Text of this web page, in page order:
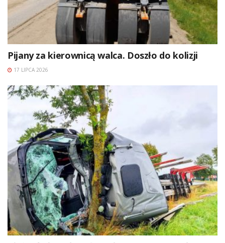
Pijany za kierownicą walca. Doszło do kolizji
17 LIPCA 2026